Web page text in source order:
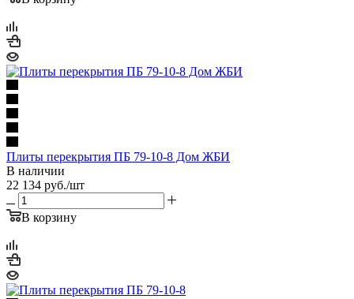
Плиты перекрытия ПБ 79-10-8 Дом ЖБИ
В наличии
22 134 руб./шт
В корзину